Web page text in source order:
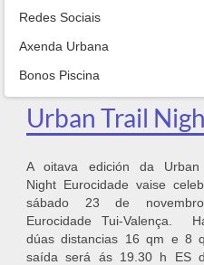
Redes Sociais
Axenda Urbana
Bonos Piscina
Urban Trail
A oitava edición da Urban
Night Eurocidade vaise
sábado 23 de
Eurocidade Tui-Valença.
dúas distancias 16 qm e 8
saída será ás 19.30 h ES